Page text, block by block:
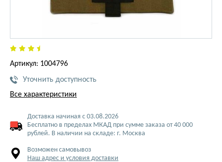
Артикул: 1004796
Уточнить доступность
Все характеристики
Доставка начиная с 03.08.2026
Бесплатно в пределах МКАД при сумме заказа от 40 000
рублей. В наличии на складе: г. Москва
Возможен самовывоз
Наш адрес и условия доставки